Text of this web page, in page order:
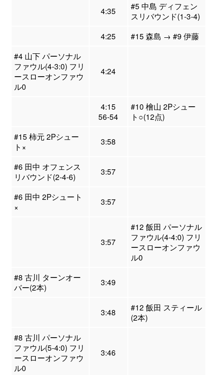
4:35
#5 中島 ディフェン
スリバウンド(1-3-4)
4:25
#15 森島 → #9 伊藤
#4 山下 パーソナル
ファウル(4-3:0) フリ
ースローオンファウ
ル0
4:24
4:15
56-54
#10 檜山 2Pシュー
ト○(12点)
#15 柿元 2Pシュー
ト×
3:58
#6 田中 オフェンス
リバウンド(2-4-6)
3:57
#6 田中 2Pシュート
×
3:57
3:57
#12 飯田 パーソナル
ファウル(4-4:0) フリ
ースローオンファウ
ル0
#8 古川 ターンオー
バー(2本)
3:49
3:48
#12 飯田 スティール
(2本)
#8 古川 パーソナル
ファウル(5-4:0) フリ
ースローオンファウ
ル0
3:46